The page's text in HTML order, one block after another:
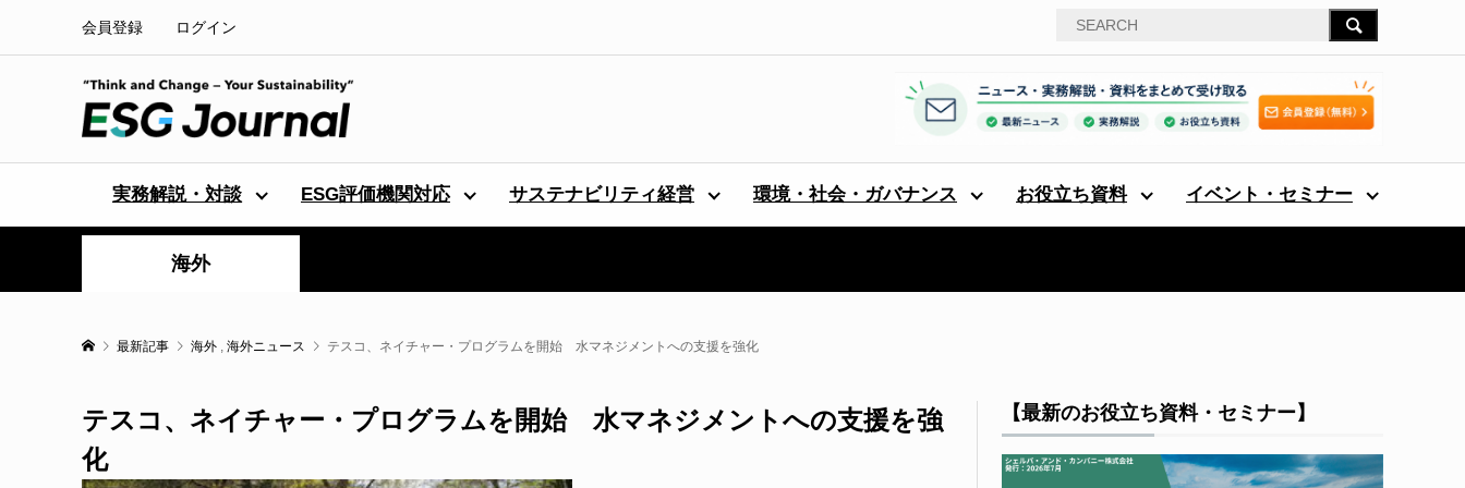
会員登録 ログイン
実務解説・対談 ESG評価機関対応 サステナビリティ経営 環境・社会・ガバナンス お役立ち資料 イベント・セミナー
海外
最新記事 海外 , 海外ニュース テスコ、ネイチャー・プログラムを開始 水マネジメントへの支援を強化
テスコ、ネイチャー・プログラムを開始 水マネジメントへの支援を強
化
【最新のお役立ち資料・セミナー】